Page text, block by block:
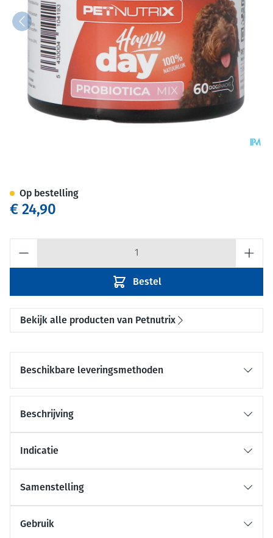
€ 24,90
Bestel
Op bestelling
Bekijk alle producten van Petnutrix
Beschikbare leveringsmethoden
Beschrijving
Indicatie
Samenstelling
Gebruik